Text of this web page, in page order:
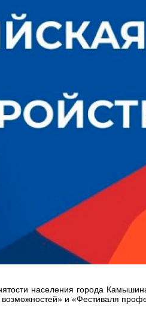
населения города
и «Фестиваля